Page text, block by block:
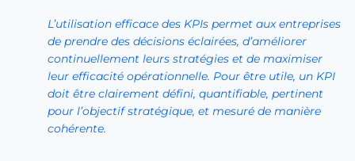
L’utilisation efficace des KPIs permet aux entreprises
de prendre des décisions éclairées, d’améliorer
continuellement leurs stratégies et de maximiser
leur efficacité opérationnelle. Pour être utile, un KPI
doit être clairement défini, quantifiable, pertinent
pour l’objectif stratégique, et mesuré de manière
cohérente.